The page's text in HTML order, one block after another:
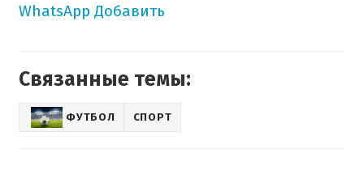
WhatsApp Добавить
Связанные темы:
ФУТБОЛ СПОРТ